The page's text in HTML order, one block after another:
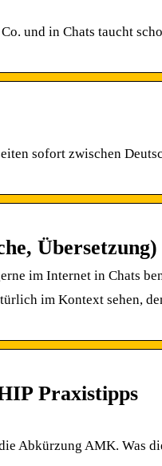
und in Chats taucht
sofort zwischen
Übersetzung)
im Internet in Chats
im Kontext sehen,
Praxistipps
Abkürzung AMK. Was